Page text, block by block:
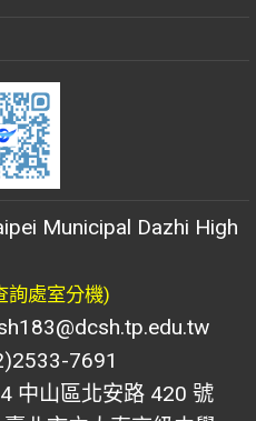
Municipal Dazhi High
詢處室分機)
7691
中山區北安路 420 號